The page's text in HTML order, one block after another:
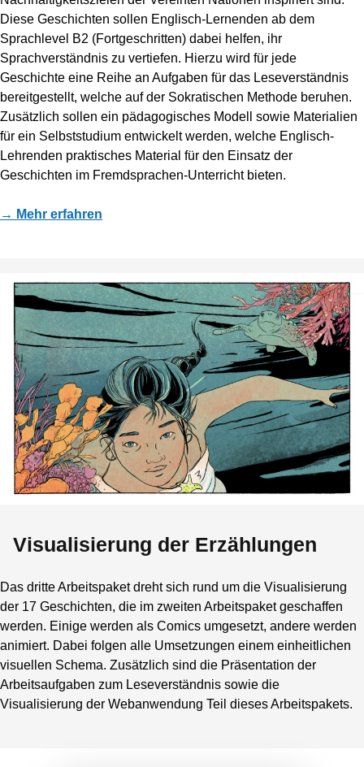
Diese Geschichten sollen Englisch-Lernenden ab dem
Sprachlevel B2 (Fortgeschritten) dabei helfen, ihr
Sprachverständnis zu vertiefen. Hierzu wird für jede
Geschichte eine Reihe an Aufgaben für das Leseverständnis
bereitgestellt, welche auf der Sokratischen Methode beruhen.
Zusätzlich sollen ein pädagogisches Modell sowie Materialien
für ein Selbststudium entwickelt werden, welche Englisch-
Lehrenden praktisches Material für den Einsatz der
Geschichten im Fremdsprachen-Unterricht bieten.
→ Mehr erfahren
Visualisierung der Erzählungen
Das dritte Arbeitspaket dreht sich rund um die Visualisierung
der 17 Geschichten, die im zweiten Arbeitspaket geschaffen
werden. Einige werden als Comics umgesetzt, andere werden
animiert. Dabei folgen alle Umsetzungen einem einheitlichen
visuellen Schema. Zusätzlich sind die Präsentation der
Arbeitsaufgaben zum Leseverständnis sowie die
Visualisierung der Webanwendung Teil dieses Arbeitspakets.